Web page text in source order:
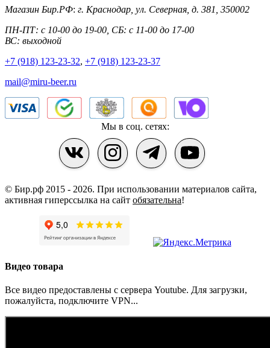
Магазин Бир.РФ: г. Краснодар ул. Северная, д. 381 350002
ПН-ПТ: с 10-00 до 19-00, СБ: с 11-00 до 17-00
ВС: выходной
+7 (918) 123-23-32, +7 (918) 123-23-37
mail@miru-beer.ru
Мы в соц. сетях:
© Бир.рф 2015 - 2026. При использовании материалов сайта,
активная гиперссылка на сайт обязательна!
Видео товара
Все видео предоставлены с сервера Youtube. Для загрузки,
пожалуйста, подключите VPN...